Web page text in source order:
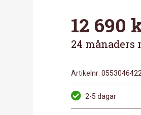
12 690
24
Artikelnr: 0553046422
2-5 dagar